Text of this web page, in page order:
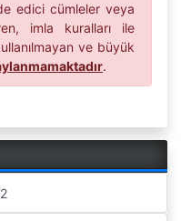
edici cümleler veya
imla kuralları ile
ve büyük
.